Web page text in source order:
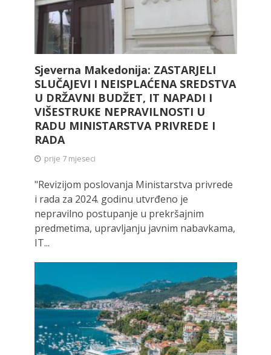
Sjeverna Makedonija: ZASTARJELI
SLUČAJEVI I NEISPLAĆENA SREDSTVA
U DRŽAVNI BUDŽET, IT NAPADI I
VIŠESTRUKE NEPRAVILNOSTI U
RADU MINISTARSTVA PRIVREDE I
RADA
prije 7 mjeseci
"Revizijom poslovanja Ministarstva privrede
i rada za 2024. godinu utvrđeno je
nepravilno postupanje u prekršajnim
predmetima, upravljanju javnim nabavkama,
IT...